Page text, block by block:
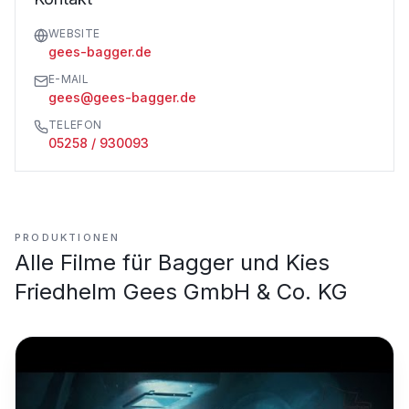
WEBSITE
gees-bagger.de
E-MAIL
gees@gees-bagger.de
TELEFON
05258 / 930093
PRODUKTIONEN
Alle Filme für Bagger und Kies
Friedhelm Gees GmbH & Co. KG